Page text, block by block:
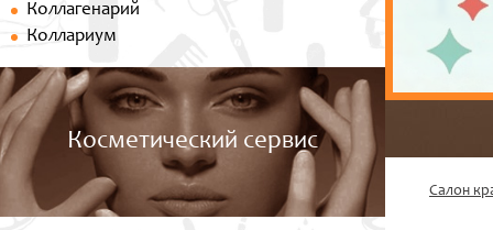
Коллагенарий
Коллариум
Косметический сервис
Салон